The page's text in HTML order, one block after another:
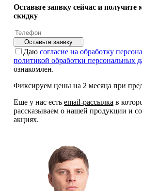
Оставьте заявку сейчас и
скидку
Оставьте заявку
Даю согласие на обработку
политикой обработки персональных
ознакомлен.
Фиксируем цены на 2 месяца при
Еще у нас есть email-рассылка в
рассказываем о нашей продукции и
акциях.